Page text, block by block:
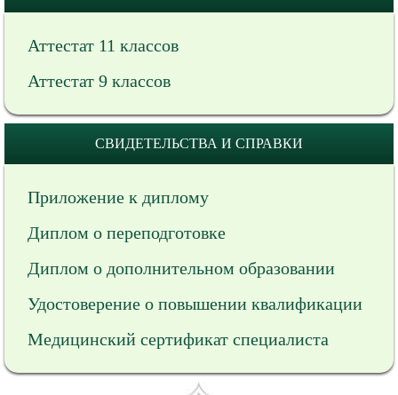
Аттестат 11 классов
Аттестат 9 классов
СВИДЕТЕЛЬСТВА И СПРАВКИ
Приложение к диплому
Диплом о переподготовке
Диплом о дополнительном образовании
Удостоверение о повышении квалификации
Медицинский сертификат специалиста